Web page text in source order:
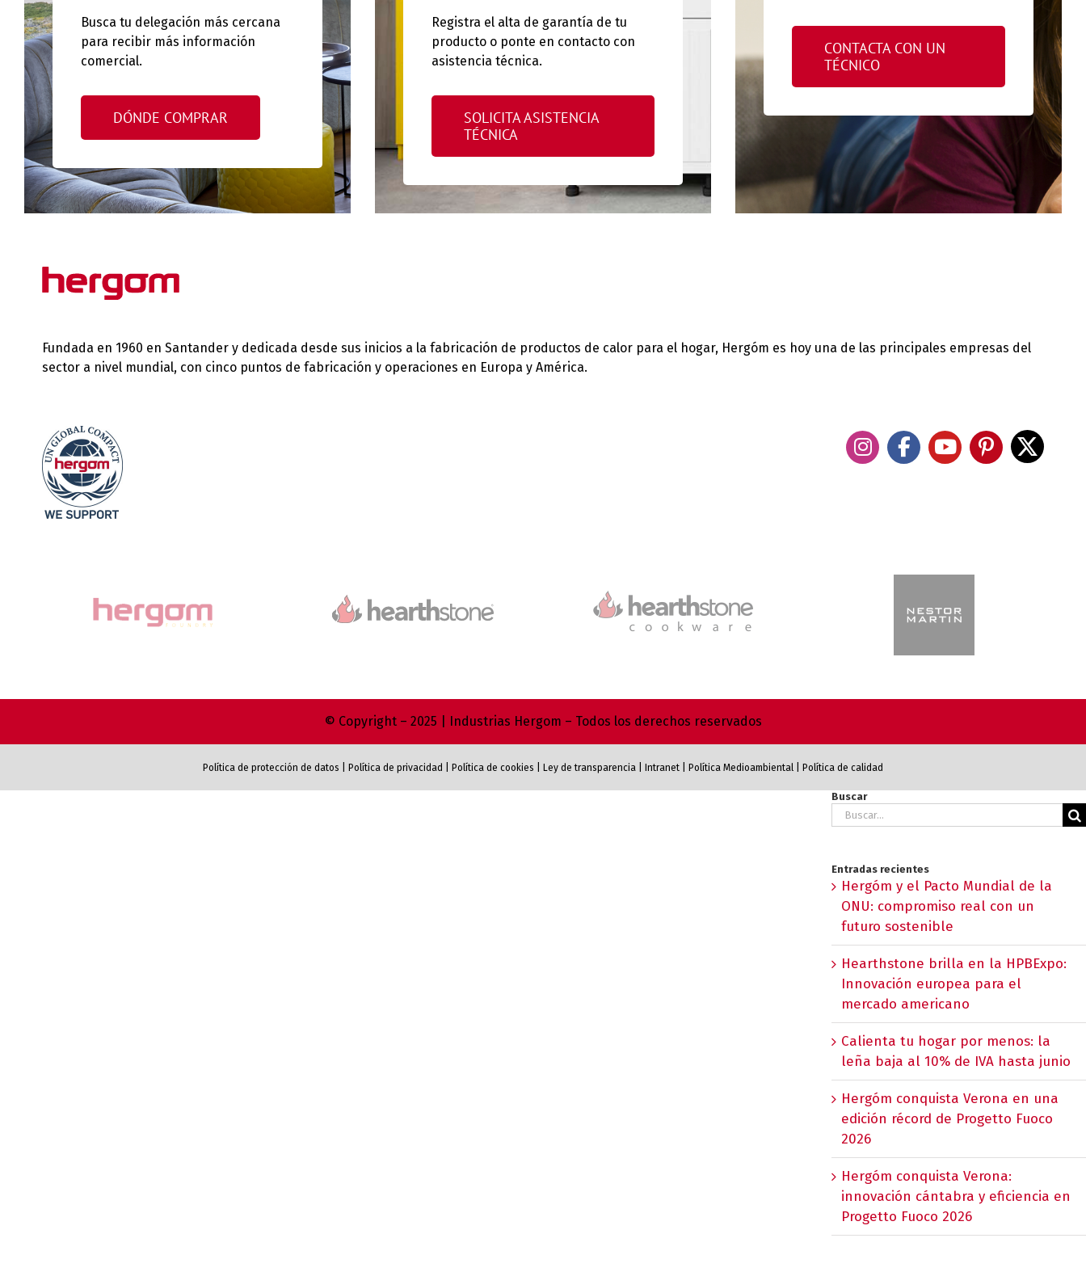
Busca tu delegación más cercana
para recibir más información
comercial.
DÓNDE COMPRAR
Registra el alta de garantía de tu
producto o ponte en contacto con
asistencia técnica.
SOLICITA ASISTENCIA
TÉCNICA
CONTACTA CON UN
TÉCNICO
Fundada en 1960 en Santander y dedicada desde sus inicios a la fabricación de productos de calor para el hogar, Hergóm es hoy una de las principales empresas del
sector a nivel mundial, con cinco puntos de fabricación y operaciones en Europa y América.
© Copyright – 2025 | Industrias Hergom – Todos los derechos reservados
Política de protección de datos Política de privacidad Política de cookies Ley de transparencia Intranet Política Medioambiental Política de calidad
Buscar
Buscar:
Entradas recientes
Hergóm y el Pacto Mundial de la
ONU: compromiso real con un
futuro sostenible
Hearthstone brilla en la HPBExpo:
Innovación europea para el
mercado americano
Calienta tu hogar por menos: la
leña baja al 10% de IVA hasta junio
Hergóm conquista Verona en una
edición récord de Progetto Fuoco
2026
Hergóm conquista Verona:
innovación cántabra y eficiencia en
Progetto Fuoco 2026